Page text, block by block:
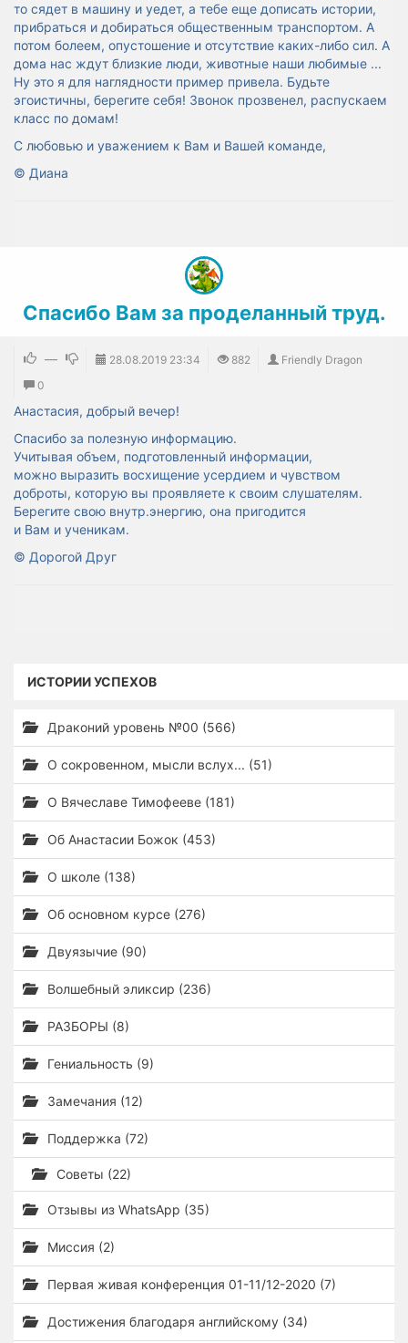
то сядет в машину и уедет, а тебе еще дописать истории,
прибраться и добираться общественным транспортом. А
потом болеем, опустошение и отсутствие каких-либо сил. А
дома нас ждут близкие люди, животные наши любимые ...
Ну это я для наглядности пример привела. Будьте
эгоистичны, берегите себя! Звонок прозвенел, распускаем
класс по домам!
С любовью и уважением к Вам и Вашей команде,
© Диана
Спасибо Вам за проделанный труд.
— 28.08.2019 23:34 882
Friendly Dragon
0
Анастасия, добрый вечер!
Спасибо за полезную информацию.
Учитывая объем, подготовленный информации,
можно выразить восхищение усердием и чувством
доброты, которую вы проявляете к своим слушателям.
Берегите свою внутр.энергию, она пригодится
и Вам и ученикам.
© Дорогой Друг
ИСТОРИИ УСПЕХОВ
Драконий уровень №00 (566)
О сокровенном, мысли вслух... (51)
О Вячеславе Тимофееве (181)
Об Анастасии Божок (453)
О школе (138)
Об основном курсе (276)
Двуязычие (90)
Волшебный эликсир (236)
РАЗБОРЫ (8)
Гениальность (9)
Замечания (12)
Поддержка (72)
Советы (22)
Отзывы из WhatsApp (35)
Миссия (2)
Первая живая конференция 01-11/12-2020 (7)
Достижения благодаря английскому (34)